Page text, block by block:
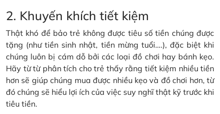
2. Khuyến khích tiết kiệm
Thật khó để bảo trẻ không được tiêu số tiền chúng được
tặng (như tiền sinh nhật, tiền mừng tuổi….), đặc biệt khi
chúng luôn bị cám dỗ bởi các loại đồ chơi hay bánh kẹo.
Hãy từ từ phân tích cho trẻ thấy rằng tiết kiệm nhiều tiền
hơn sẽ giúp chúng mua được nhiều kẹo và đồ chơi hơn, từ
đó chúng sẽ hiểu lợi ích của việc suy nghĩ thật kỹ trước khi
tiêu tiền.